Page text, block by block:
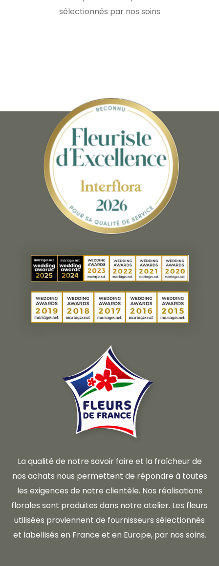
sélectionnés par nos soins
La qualité de notre savoir faire et la fraîcheur de
nos achats nous permettent de répondre à toutes
les exigences de notre clientèle. Nos réalisations
florales sont produites dans notre atelier. Les fleurs
utilisées proviennent de fournisseurs sélectionnés
et labellisés en France et en Europe, par nos soins.